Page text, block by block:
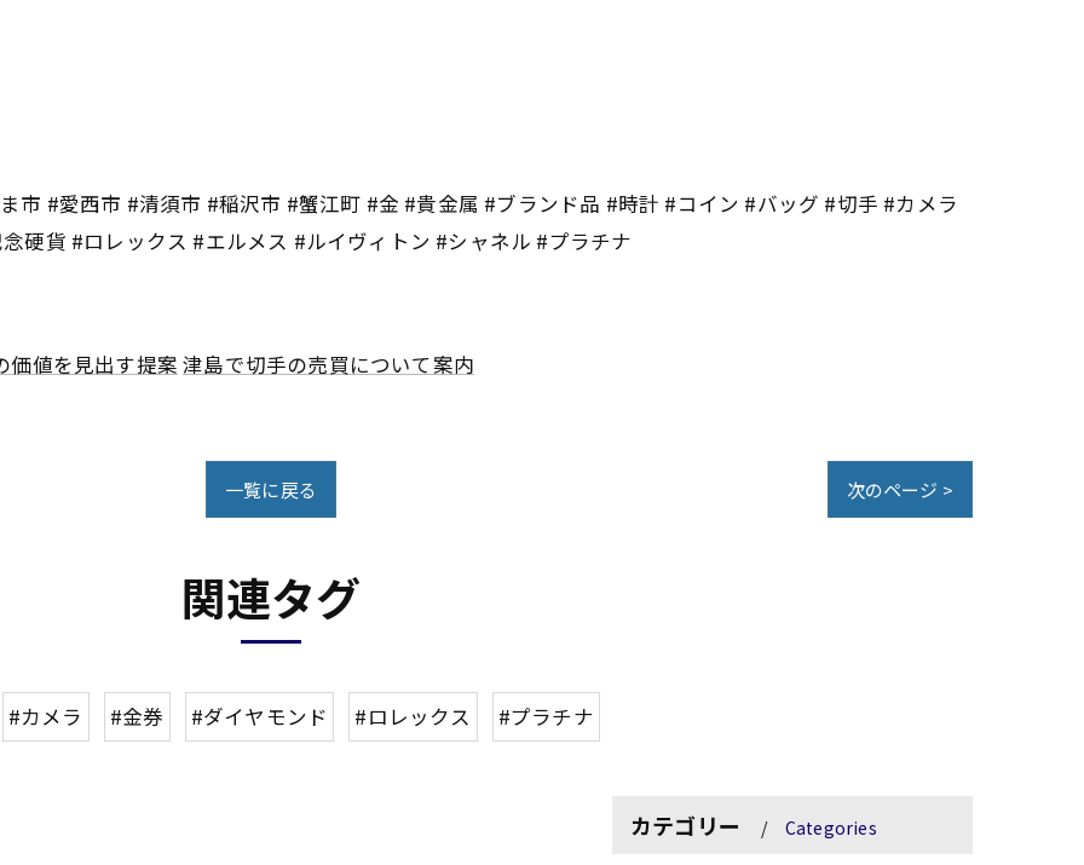
市 #愛西市 #清須市 #稲沢市 #蟹江町 #金 #貴金属 #ブランド品 #時計 #コイン #バッグ #切手 #カメラ
硬貨 #ロレックス #エルメス #ルイヴィトン #シャネル #プラチナ
価値を見出す提案 津島で切手の売買について案内
一覧に戻る 次のページ >
関連タグ
#カメラ #金券 #ダイヤモンド #ロレックス #プラチナ
カテゴリー Categories